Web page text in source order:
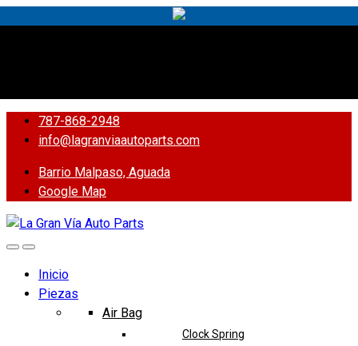
787-868-2948
info@lagranviaautoparts.com
Barrio Malpaso, Aguada
Google Map
Inicio
Piezas
Air Bag
Clock Spring